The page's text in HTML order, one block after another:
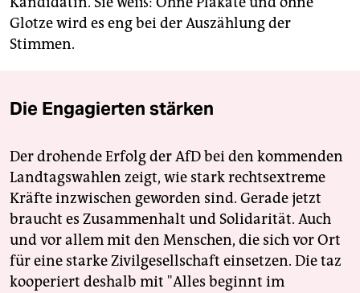
Glotze wird es eng bei der Auszählung der
Stimmen.
Die Engagierten stärken
Der drohende Erfolg der AfD bei den kommenden
Landtagswahlen zeigt, wie stark rechtsextreme
Kräfte inzwischen geworden sind. Gerade jetzt
braucht es Zusammenhalt und Solidarität. Auch
und vor allem mit den Menschen, die sich vor Ort
für eine starke Zivilgesellschaft einsetzen. Die taz
kooperiert deshalb mit "Alles beginnt im